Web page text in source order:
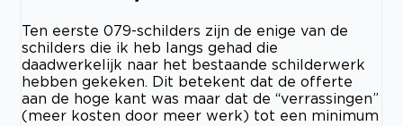
Ten eerste 079-schilders zijn de enige van de
schilders die ik heb langs gehad die
daadwerkelijk naar het bestaande schilderwerk
hebben gekeken. Dit betekent dat de offerte
aan de hoge kant was maar dat de “verrassingen”
(meer kosten door meer werk) tot een minimum